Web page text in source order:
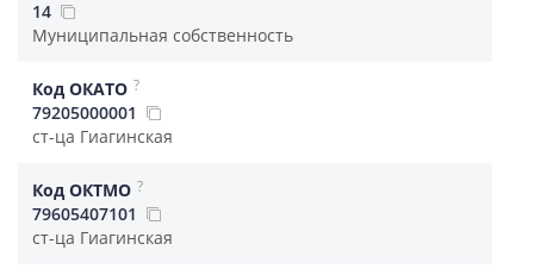
14
Муниципальная собственность
Код ОКАТО ?
79205000001
ст-ца Гиагинская
Код ОКТМО ?
79605407101
ст-ца Гиагинская